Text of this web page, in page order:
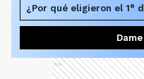
¿Por qué eligieron el 1°
Ads